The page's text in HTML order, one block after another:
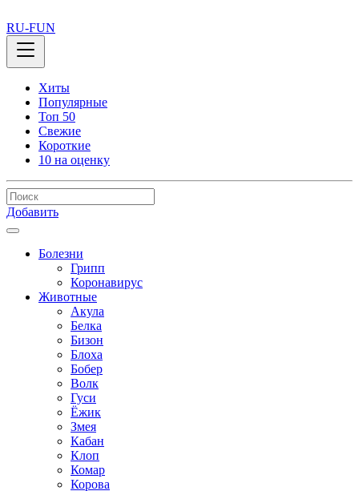
RU-FUN
Хиты
Популярные
Топ 50
Свежие
Короткие
10 на оценку
Добавить
Болезни
Грипп
Коронавирус
Животные
Акула
Белка
Бизон
Блоха
Бобер
Волк
Гуси
Ёжик
Змея
Кабан
Клоп
Комар
Корова